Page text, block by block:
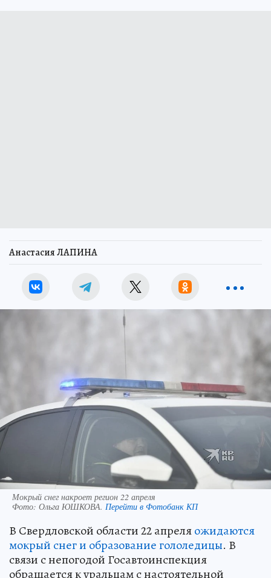
Анастасия ЛАПИНА
Мокрый снег накроет регион 22 апреля
Фото: Ольга ЮШКОВА. Перейти в Фотобанк КП
В Свердловской области 22 апреляожидаются
мокрый снег и образование гололедицы. В
связи с непогодой Госавтоинспекция
обращается к уральцам с настоятельной